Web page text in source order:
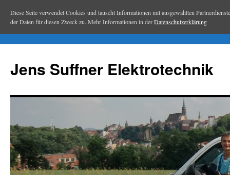
Jens Suffner Elektrotechnik
Diese Seite verwendet Cookies und tauscht Informationen mit ausgewählten
der Daten für diesen Zweck zu. Mehr Informationen in derDatenschutzerklärung